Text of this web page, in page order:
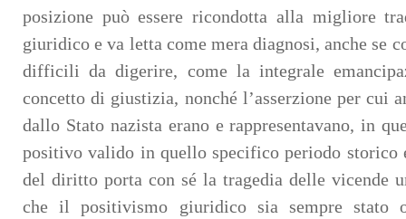
posizione può essere ricondotta alla migliore
giuridico e va letta come mera diagnosi, anche se
difficili da digerire, come la integrale
concetto di giustizia, nonché l’asserzione per cui
dallo Stato nazista erano e rappresentavano, in
positivo valido in quello specifico periodo storico
del diritto porta con sé la tragedia delle vicende
che il positivismo giuridico sia sempre stato